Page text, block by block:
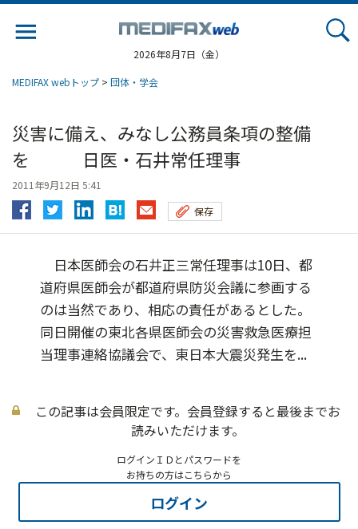
2026年8月7日（金）
MEDIFAX webトップ > 団体・学会
災害に備え、みなし公務員条項の整備
を 日医・石井常任理事
2011年9月12日 5:41
保存
日本医師会の石井正三常任理事は10日、都
道府県医師会が都道府県防災会議に参画する
のは当然であり、相応の責任があるとした。
同日開催の東北各県医師会の災害救急医療担
当理事連絡協議会で、東日本大震災発生を...
この記事は会員限定です。会員登録すると最後までお
読みいただけます。
ログインＩＤとパスワードを
お持ちの方はこちらから
ログイン